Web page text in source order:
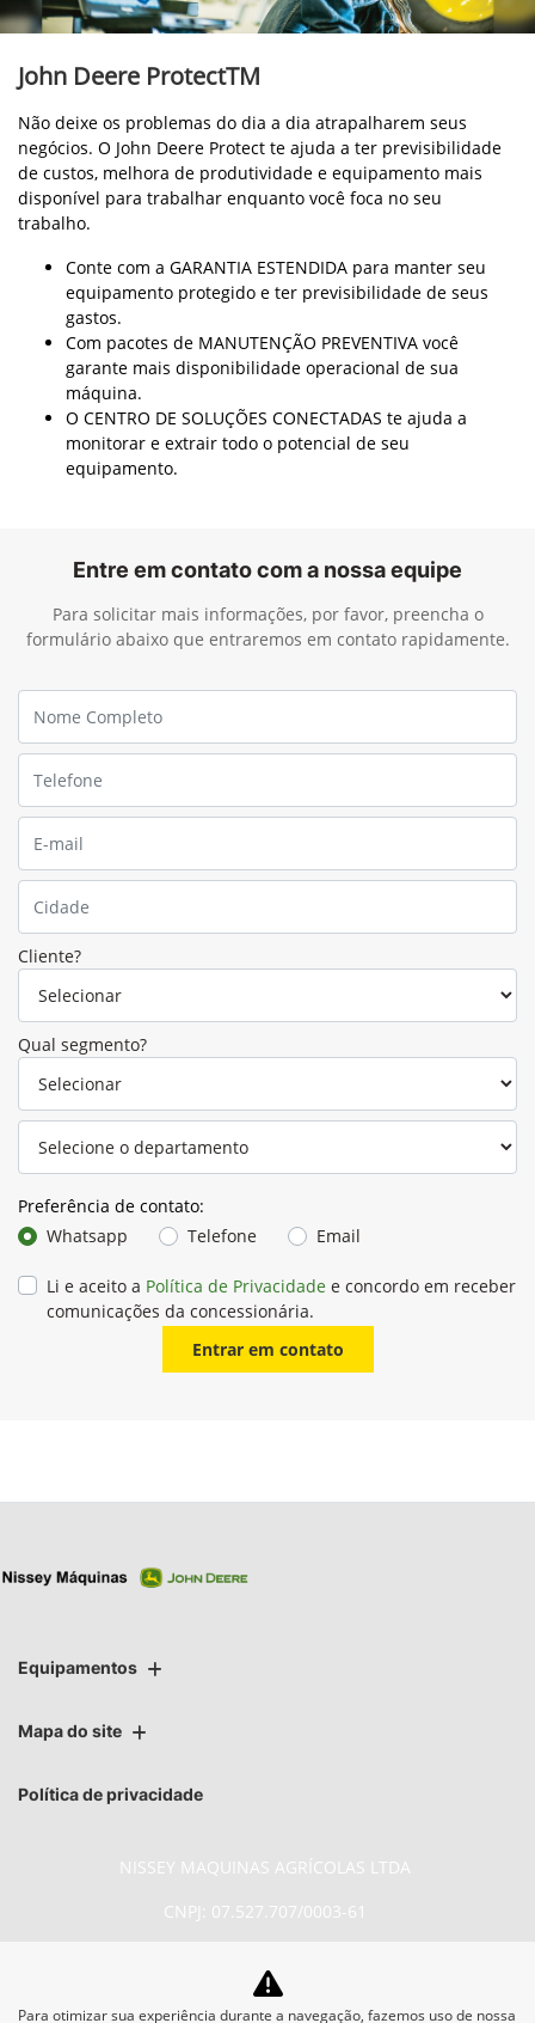
John Deere ProtectTM
Não deixe os problemas do dia a dia atrapalharem seus
negócios. O John Deere Protect te ajuda a ter previsibilidade
de custos, melhora de produtividade e equipamento mais
disponível para trabalhar enquanto você foca no seu
trabalho.
Conte com a GARANTIA ESTENDIDA para manter seu
equipamento protegido e ter previsibilidade de seus
gastos.
Com pacotes de MANUTENÇÃO PREVENTIVA você
garante mais disponibilidade operacional de sua
máquina.
O CENTRO DE SOLUÇÕES CONECTADAS te ajuda a
monitorar e extrair todo o potencial de seu
equipamento.
Entre em contato com a nossa equipe
Para solicitar mais informações, por favor, preencha o
formulário abaixo que entraremos em contato rapidamente.
Cliente?
Qual segmento?
Preferência de contato:
Whatsapp
Telefone Email
Li e aceito a Política de Privacidade e concordo em receber
comunicações da concessionária.
Entrar em contato
Equipamentos
Mapa do site
Política de privacidade
NISSEY MAQUINAS AGRÍCOLAS LTDA
CNPJ: 07.527.707/0003-61
Para otimizar sua experiência durante a navegação, fazemos uso de nossa